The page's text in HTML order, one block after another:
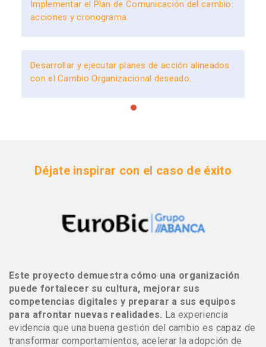
Implementar el Plan de Comunicación del cambio:
acciones y cronograma.
Desarrollar y ejecutar planes de acción alineados
con el Cambio Organizacional deseado.
Déjate inspirar con el caso de éxito
Este proyecto demuestra cómo una organización
puede fortalecer su cultura, mejorar sus
competencias digitales y preparar a sus equipos
para afrontar nuevas realidades. La experiencia
evidencia que una buena gestión del cambio es capaz de
transformar comportamientos, acelerar la adopción de